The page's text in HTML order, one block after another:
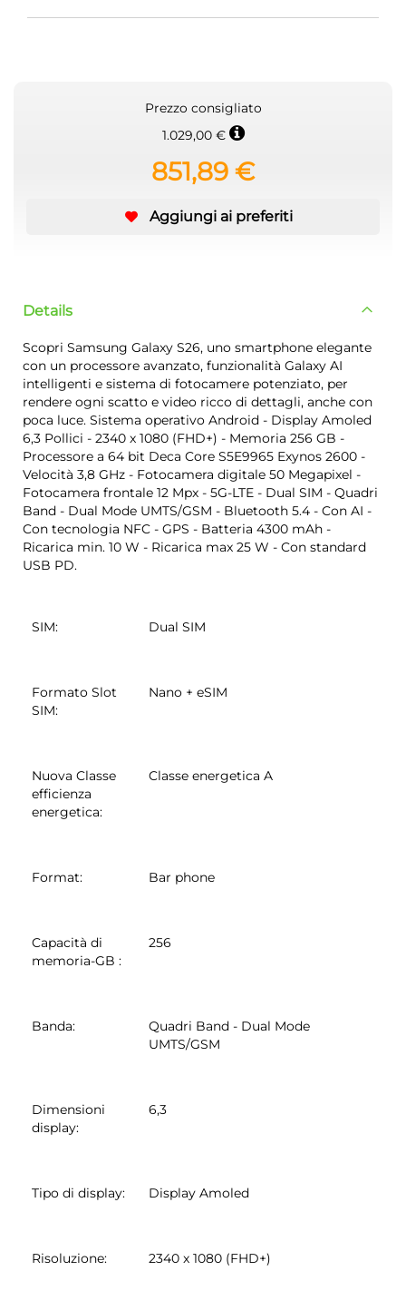
Prezzo consigliato
1.029,00 €
851,89 €
Aggiungi ai preferiti
Details
Scopri Samsung Galaxy S26, uno smartphone elegante
con un processore avanzato, funzionalità Galaxy AI
intelligenti e sistema di fotocamere potenziato, per
rendere ogni scatto e video ricco di dettagli, anche con
poca luce. Sistema operativo Android - Display Amoled
6,3 Pollici - 2340 x 1080 (FHD+) - Memoria 256 GB -
Processore a 64 bit Deca Core S5E9965 Exynos 2600 -
Velocità 3,8 GHz - Fotocamera digitale 50 Megapixel -
Fotocamera frontale 12 Mpx - 5G-LTE - Dual SIM - Quadri
Band - Dual Mode UMTS/GSM - Bluetooth 5.4 - Con AI -
Con tecnologia NFC - GPS - Batteria 4300 mAh -
Ricarica min. 10 W - Ricarica max 25 W - Con standard
USB PD.
SIM: Dual SIM
Formato Slot
SIM:
Nano + eSIM
Nuova Classe
efficienza
energetica:
Classe energetica A
Format: Bar phone
Capacità di
memoria-GB :
256
Banda:
Quadri Band - Dual Mode
UMTS/GSM
Dimensioni
display:
6,3
Tipo di display: Display Amoled
Risoluzione: 2340 x 1080 (FHD+)